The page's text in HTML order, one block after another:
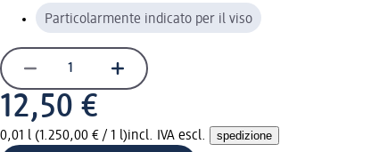
Particolarmente indicato per il viso
12,50 €
0,01 l (1.250,00 € / 1 l)incl. IVA escl. spedizione